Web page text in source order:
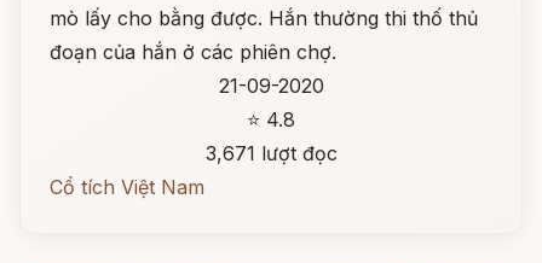
mò lấy cho bằng được. Hắn thường thi thố thủ
đoạn của hắn ở các phiên chợ.
21-09-2020
⭐ 4.8
3,671 lượt đọc
Cổ tích Việt Nam